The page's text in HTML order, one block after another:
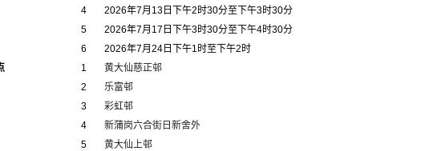
4
5
6
2026年7月13日下午2时30分至下午3时30分
2026年7月17日下午3时30分至下午4时30分
2026年7月24日下午1时至下午2时
1
2
3
4
5
黄大仙慈正邨
乐富邨
彩虹邨
新蒲岗六合街日新舍外
黄大仙上邨